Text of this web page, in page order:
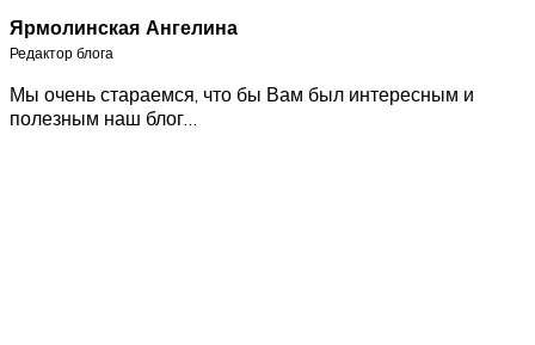
Ярмолинская Ангелина
Редактор блога
Мы очень стараемся, что бы Вам был интересным и
полезным наш блог…